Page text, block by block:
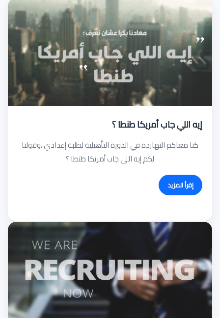
إيه اللي جاب أمريكا طنطا ؟
كنا معاكم النهاردة في الدورة التأهيلية لطلبة إعدادي ،وقولنا
لكم إيه اللي جاب أمريكا طنطا ؟
إقرأ المزيد